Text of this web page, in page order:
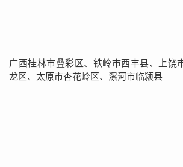
广西桂林市叠彩区、铁岭市西丰县、上饶
龙区、太原市杏花岭区、漯河市临颍县